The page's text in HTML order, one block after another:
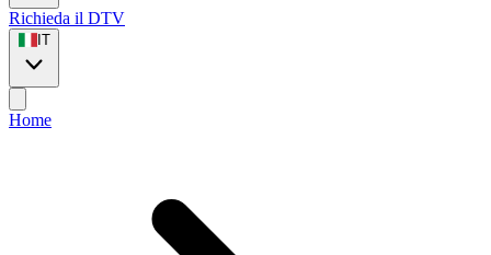
Richieda il DTV
IT
Home